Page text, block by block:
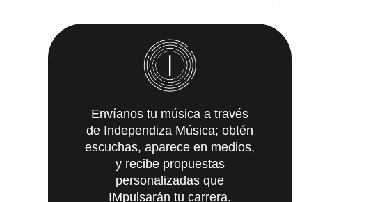
Envíanos tu música a través
de Independiza Música; obtén
escuchas, aparece en medios,
y recibe propuestas
personalizadas que
IMpulsarán tu carrera.